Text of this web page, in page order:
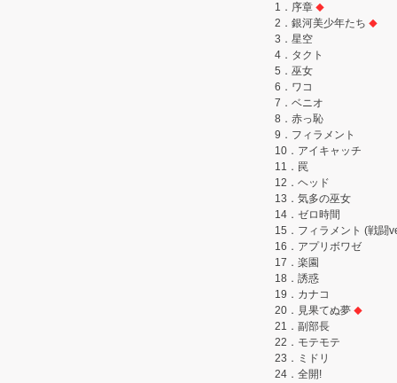
1．序章 ◆
2．銀河美少年たち ◆
3．星空
4．タクト
5．巫女
6．ワコ
7．ベニオ
8．赤っ恥
9．フィラメント
10．アイキャッチ
11．罠
12．ヘッド
13．気多の巫女
14．ゼロ時間
15．フィラメント (戦闘
16．アプリボワゼ
17．楽園
18．誘惑
19．カナコ
20．見果てぬ夢 ◆
21．副部長
22．モテモテ
23．ミドリ
24．全開!